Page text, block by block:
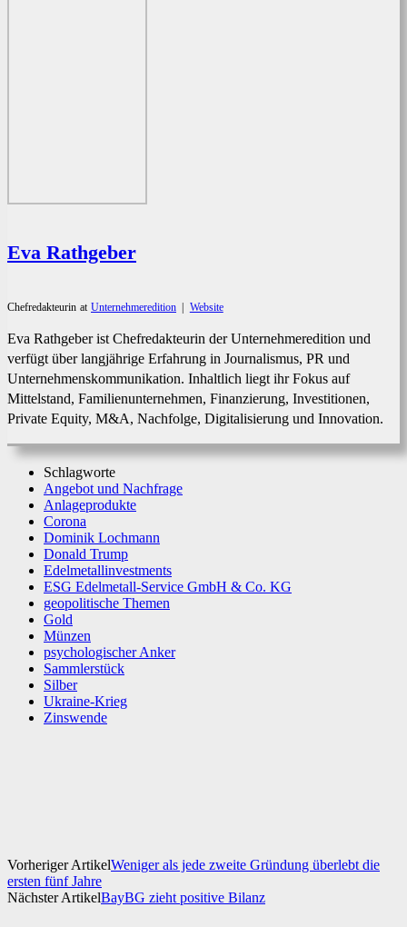
Eva Rathgeber
Chefredakteurin at Unternehmeredition Website
Eva Rathgeber ist Chefredakteurin der Unternehmeredition und
verfügt über langjährige Erfahrung in Journalismus, PR und
Unternehmenskommunikation. Inhaltlich liegt ihr Fokus auf
Mittelstand, Familienunternehmen, Finanzierung, Investitionen,
Private Equity, M&A, Nachfolge, Digitalisierung und Innovation.
Schlagworte
Angebot und Nachfrage
Anlageprodukte
Corona
Dominik Lochmann
Donald Trump
Edelmetallinvestments
ESG Edelmetall-Service GmbH & Co. KG
geopolitische Themen
Gold
Münzen
psychologischer Anker
Sammlerstück
Silber
Ukraine-Krieg
Zinswende
Vorheriger ArtikelWeniger als jede zweite Gründung überlebt die
ersten fünf Jahre
Nächster ArtikelBayBG zieht positive Bilanz